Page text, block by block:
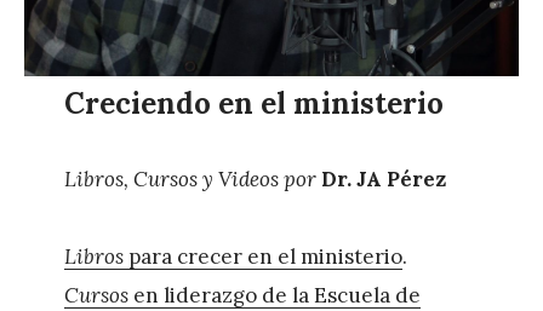
Creciendo en el ministerio
Libros, Cursos y Videos por Dr. JA Pérez
Libros para crecer en el ministerio.
Cursosen liderazgo de la Escuela de